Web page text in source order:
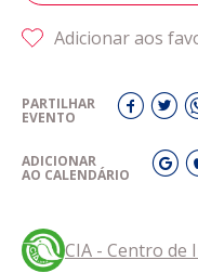
Adicionar aos
PARTILHAR
EVENTO
ADICIONAR
AO CALENDÁRIO
CIA - Centro